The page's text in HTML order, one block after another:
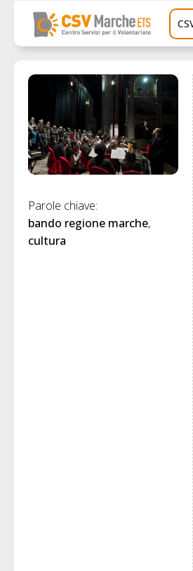
Parole chiave:
bando regione marche
cultura